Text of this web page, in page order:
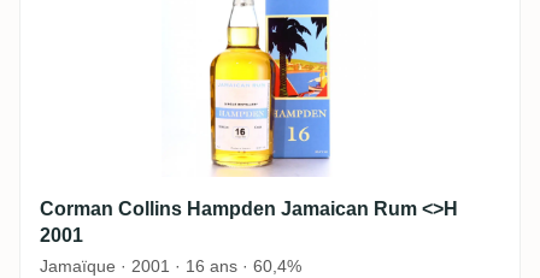
Corman Collins Hampden Jamaican Rum <>H
2001
Jamaïque · 2001 · 16 ans · 60,4%